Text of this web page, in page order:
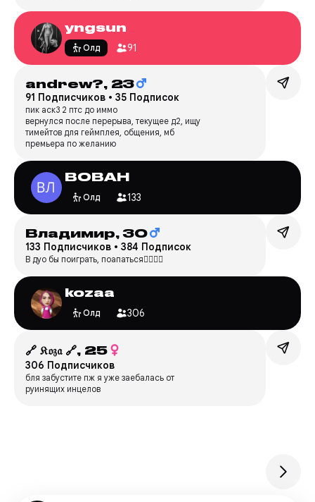
yngsun
Олд 91
andrew?, 23
91 Подписчиков • 35 Подписок
пик аск3 2 птс до иммо
вернулся после перерыва, текущее д2, ищу
тимейтов для геймплея, общения, мб
премьера по желанию
BOBAH
Олд 133
Владимир, 30
133 Подписчиков • 384 Подписок
В дуо бы поиграть, поапаться👉🏻👈🏻
kozaa
Олд 306
🔗 𝔎𝔬𝔷𝔞 🔗, 25
306 Подписчиков
бля забустите пж я уже заебалась от
руинящих инцелов